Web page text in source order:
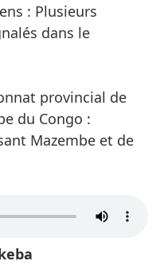
: Plusieurs
dans le
provincial de
du Congo :
Mazembe et de